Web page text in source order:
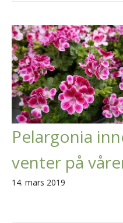
Pelargonia
venter på
14. mars 2019